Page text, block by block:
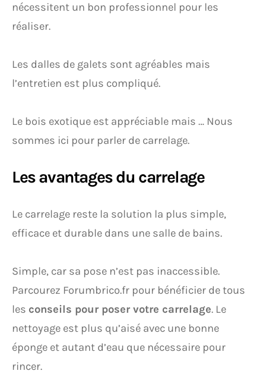
nécessitent un bon professionnel pour les
réaliser.
Les dalles de galets sont agréables mais
l’entretien est plus compliqué.
Le bois exotique est appréciable mais … Nous
sommes ici pour parler de carrelage.
Les avantages du carrelage
Le carrelage reste la solution la plus simple,
efficace et durable dans une salle de bains.
Simple, car sa pose n’est pas inaccessible.
Parcourez Forumbrico.fr pour bénéficier de tous
les conseils pour poser votre carrelage. Le
nettoyage est plus qu’aisé avec une bonne
éponge et autant d’eau que nécessaire pour
rincer.